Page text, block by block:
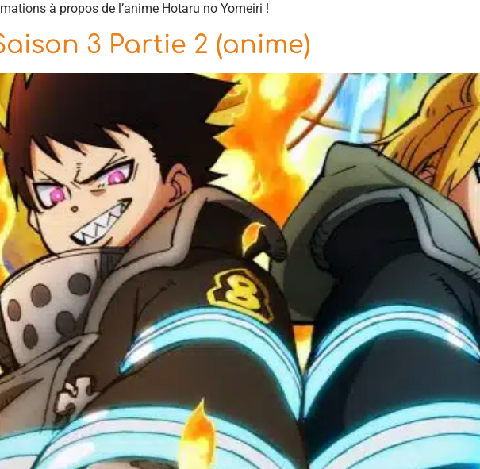
à propos de l’anime Hotaru no Yomeiri !
3 Partie 2 (anime)